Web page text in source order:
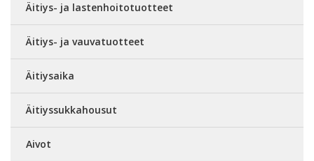
Äitiys- ja lastenhoitotuotteet
Äitiys- ja vauvatuotteet
Äitiysaika
Äitiyssukkahousut
Aivot